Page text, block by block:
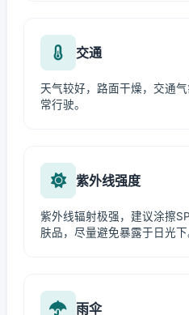
交通
天气较好，路面干燥，交通
常行驶。
紫外线强度
紫外线辐射极强，建议涂擦
肤品，尽量避免暴露于日光下
雨伞